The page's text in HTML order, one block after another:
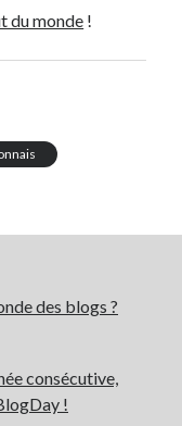
éviter l’erreur
profil Telegram ?
l’erreur cURL 60 ?
du monde !
des blogs ?
consécutive,
!